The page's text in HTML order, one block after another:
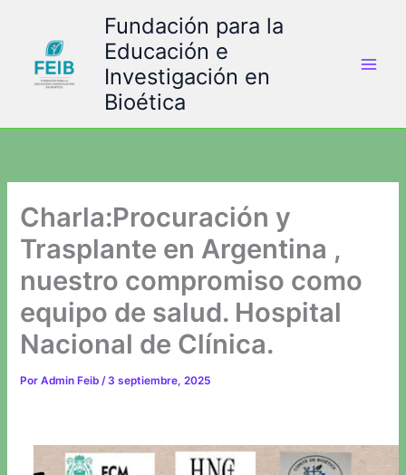
contenido
Fundación para la
Educación e
Investigación en
Bioética
Charla:Procuración y
Trasplante en Argentina ,
nuestro compromiso como
equipo de salud. Hospital
Nacional de Clínica.
PorAdmin Feib/ 3 septiembre, 2025